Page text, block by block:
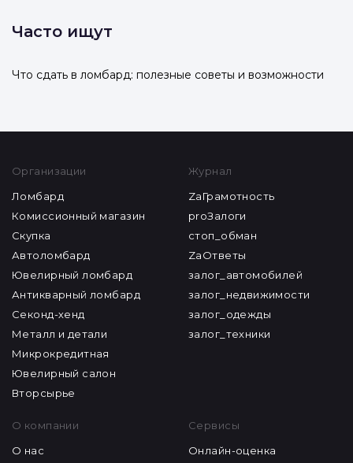
Часто ищут
Что сдать в ломбард: полезные советы и возможности
Организации
Ломбард
Комиссионный магазин
Скупка
Автоломбард
Ювелирный ломбард
Антикварный ломбард
Секонд-хенд
Металл и детали
Микрокредитная
Ювелирный салон
Вторсырье
Журнал
ZaГрамотность
proЗалоги
стоп_обман
ZaОтветы
залог_автомобилей
залог_недвижимости
залог_одежды
залог_техники
О компании
О нас
Сервисы
Онлайн-оценка